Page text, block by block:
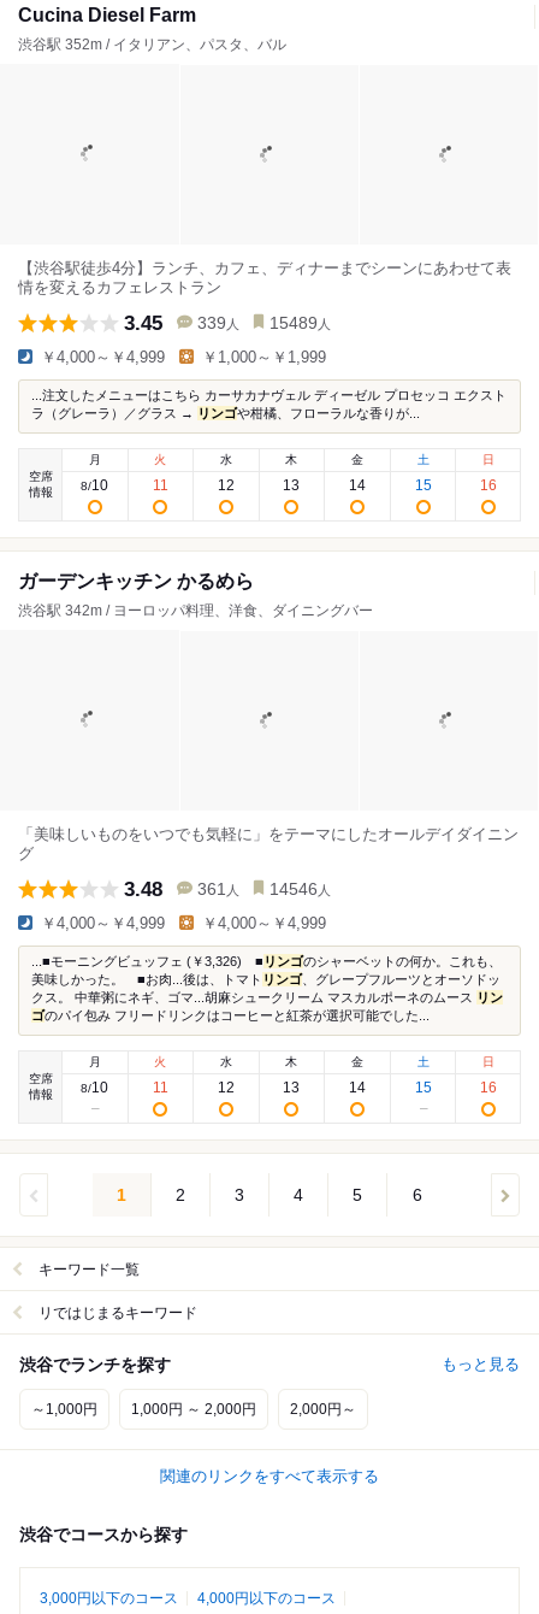
Cucina Diesel Farm
渋谷駅 352m / イタリアン、パスタ、バル
【渋谷駅徒歩4分】ランチ、カフェ、ディナーまでシーンにあわせて表
情を変えるカフェレストラン
3.45 339 人 15489 人
￥4,000～￥4,999 ￥1,000～￥1,999
...注文したメニューはこちら カーサカナヴェル ディーゼル プロセッコ エクスト
ラ（グレーラ）／グラス → リンゴや柑橘、フローラルな香りが...
空席
情報
月
8/10
火
11
水
12
木
13
金
14
土
15
日
16
ガーデンキッチン かるめら
渋谷駅 342m / ヨーロッパ料理、洋食、ダイニングバー
「美味しいものをいつでも気軽に」をテーマにしたオールデイダイニン
グ
3.48 361 人 14546 人
￥4,000～￥4,999 ￥4,000～￥4,999
...■モーニングビュッフェ (￥3,326) ■ リンゴのシャーベットの何か。これも、
美味しかった。 ■お肉...後は、トマト リンゴ、グレープフルーツとオーソドッ
クス。 中華粥にネギ、ゴマ...胡麻シュークリーム マスカルポーネのムース リン
ゴのパイ包み フリードリンクはコーヒーと紅茶が選択可能でした...
空席
情報
月
8/10
火
11
水
12
木
13
金
14
土
15
日
16
1 2 3 4 5 6
キーワード一覧
リではじまるキーワード
渋谷でランチを探す もっと見る
～1,000円 1,000円 ～ 2,000円 2,000円～
関連のリンクをすべて表示する
渋谷でコースから探す
3,000円以下のコース
4,000円以下のコース